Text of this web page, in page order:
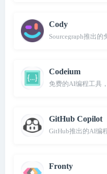
Cody
Sourcegraph推出
Codeium
免费的AI编程工具
GitHub Copilot
GitHub推出的AI编
Fronty